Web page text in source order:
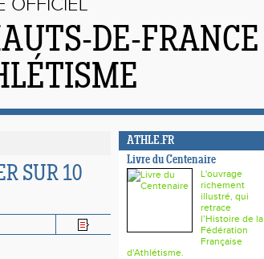
OFFICIEL
DE-FRANCE
SUR 10
ATHLE.FR
Livre du Centenaire
L'ouvrage
richement
illustré, qui
retrace
l’Histoire de la
Fédération
Française
d'Athlétisme.